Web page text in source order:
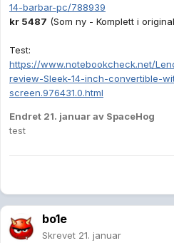
14-barbar-pc/788939
kr 5487 (Som ny - Komplett i
Test:
https://www.notebookcheck.net/
review-Sleek-14-inch-convertible-
screen.976431.0.html
Endret 21. januarav SpaceHog
test
bo1e
Skrevet 21. januar